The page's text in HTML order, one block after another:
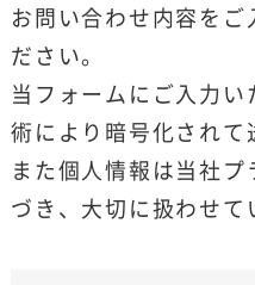
お問い合わせ内容をご
ださい。
当フォームにご入力
術により暗号化されて
また個人情報は当社 プ
づき、大切に扱わせて